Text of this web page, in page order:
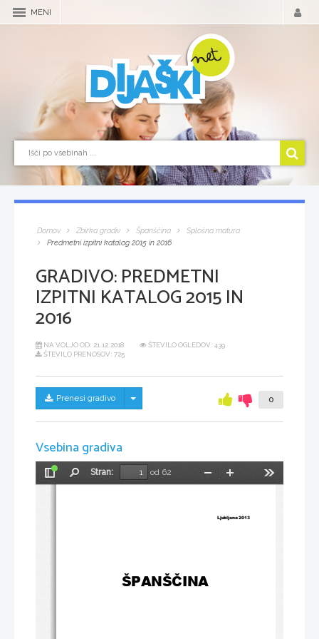
MENI
Domov Zbirka gradiv Španščina
Splošna matura
Predmetni izpitni katalog 2015 in 2016
GRADIVO:PREDMETNI
IZPITNI KATALOG 2015 IN
2016
NA VOLJO OD: 21.12.2018
ŠTEVILO OGLEDOV: 439
ŠTEVILO PRENOSOV: 725
Prenesi gradivo Skrij/prikaži meni 0
Vsebina gradiva
Preklopi
Stran:
od 62
Pomanjšaj
Ljubljana 2013
ŠPANŠČINA